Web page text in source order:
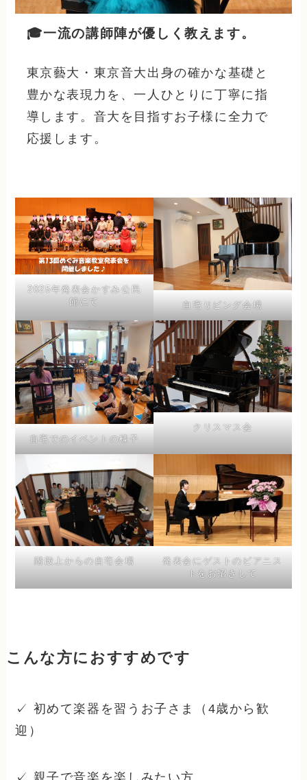
🎓一流の講師陣が優しく教えます。
東京藝大・東京音大出身の確かな基礎と
豊かな表現力を、一人ひとりに丁寧に指
導します。音大を目指すお子様に全力で
応援します。
2025年発表会かすみ公民
館にて
自宅リビング会場
自宅でのイベントの様子
クリスマス会
階段上からの自宅会場
発表会にゲストのピアニス
トをお招きして
こんな方におすすめです
✓ 初めて楽器を習うお子さま（4歳から歓
迎）